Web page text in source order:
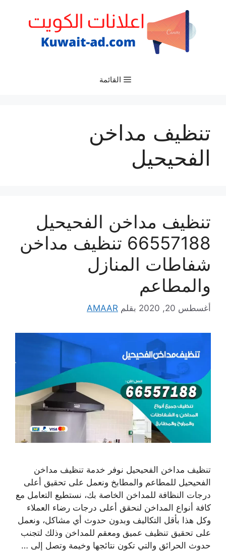
القائمة
تنظيف مداخن
الفحيحيل
تنظيف مداخن الفحيحيل
66557188 تنظيف مداخن
شفاطات المنازل
والمطاعم
أغسطس 20, 2020 بقلم AMAAR
تنظيف مداخن الفحيحيل نوفر خدمة تنظيف مداخن
الفحيحيل للمطاعم والمطابخ ونعمل على تحقيق أعلى
درجات النظافة للمداخن الخاصة بك، نستطيع التعامل مع
كافة أنواع المداخن لنحقق أعلى درجات رضاء العملاء
وكل هذا بأقل التكاليف وبدون حدوث أي مشاكل، ونعمل
على تحقيق تنظيف عميق ومعقم للمداخن وذلك لتجنب
حدوث الحرائق والتي تكون نتائجها وخيمة وتصل إلى …